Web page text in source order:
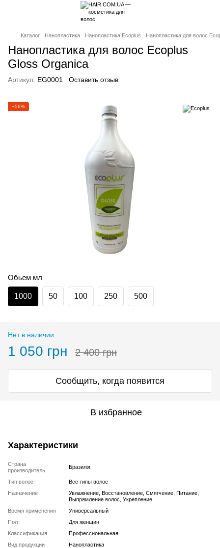
Каталог Нанопластика Нанопластика Ecoplus Нанопластика для волос
Нанопластика для волос Ecoplus
Gloss Organica
Артикул: EG0001 Оставить отзыв
−56%
Обьем мл
1000 50 100 250 500
Нет в наличии
1 050 грн 2 400 грн
Сообщить, когда появится
В избранное
Характеристики
Страна
производитель
Бразилія
Тип волос
Все типы волос
Назначение
Увлажнение, Восстановление, Смягчение, Питание,
Выпрямление волос, Укрепление
Время применения
Универсальный
Пол
Для женщин
Классификация
Профессиональная
Вид продукции
Нанопластика